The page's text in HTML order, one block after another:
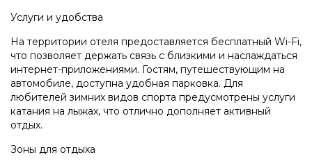
Услуги и удобства
На территории отеля предоставляется бесплатный Wi-Fi,
что позволяет держать связь с близкими и наслаждаться
интернет-приложениями. Гостям, путешествующим на
автомобиле, доступна удобная парковка. Для
любителей зимних видов спорта предусмотрены услуги
катания на лыжах, что отлично дополняет активный
отдых.
Зоны для отдыха